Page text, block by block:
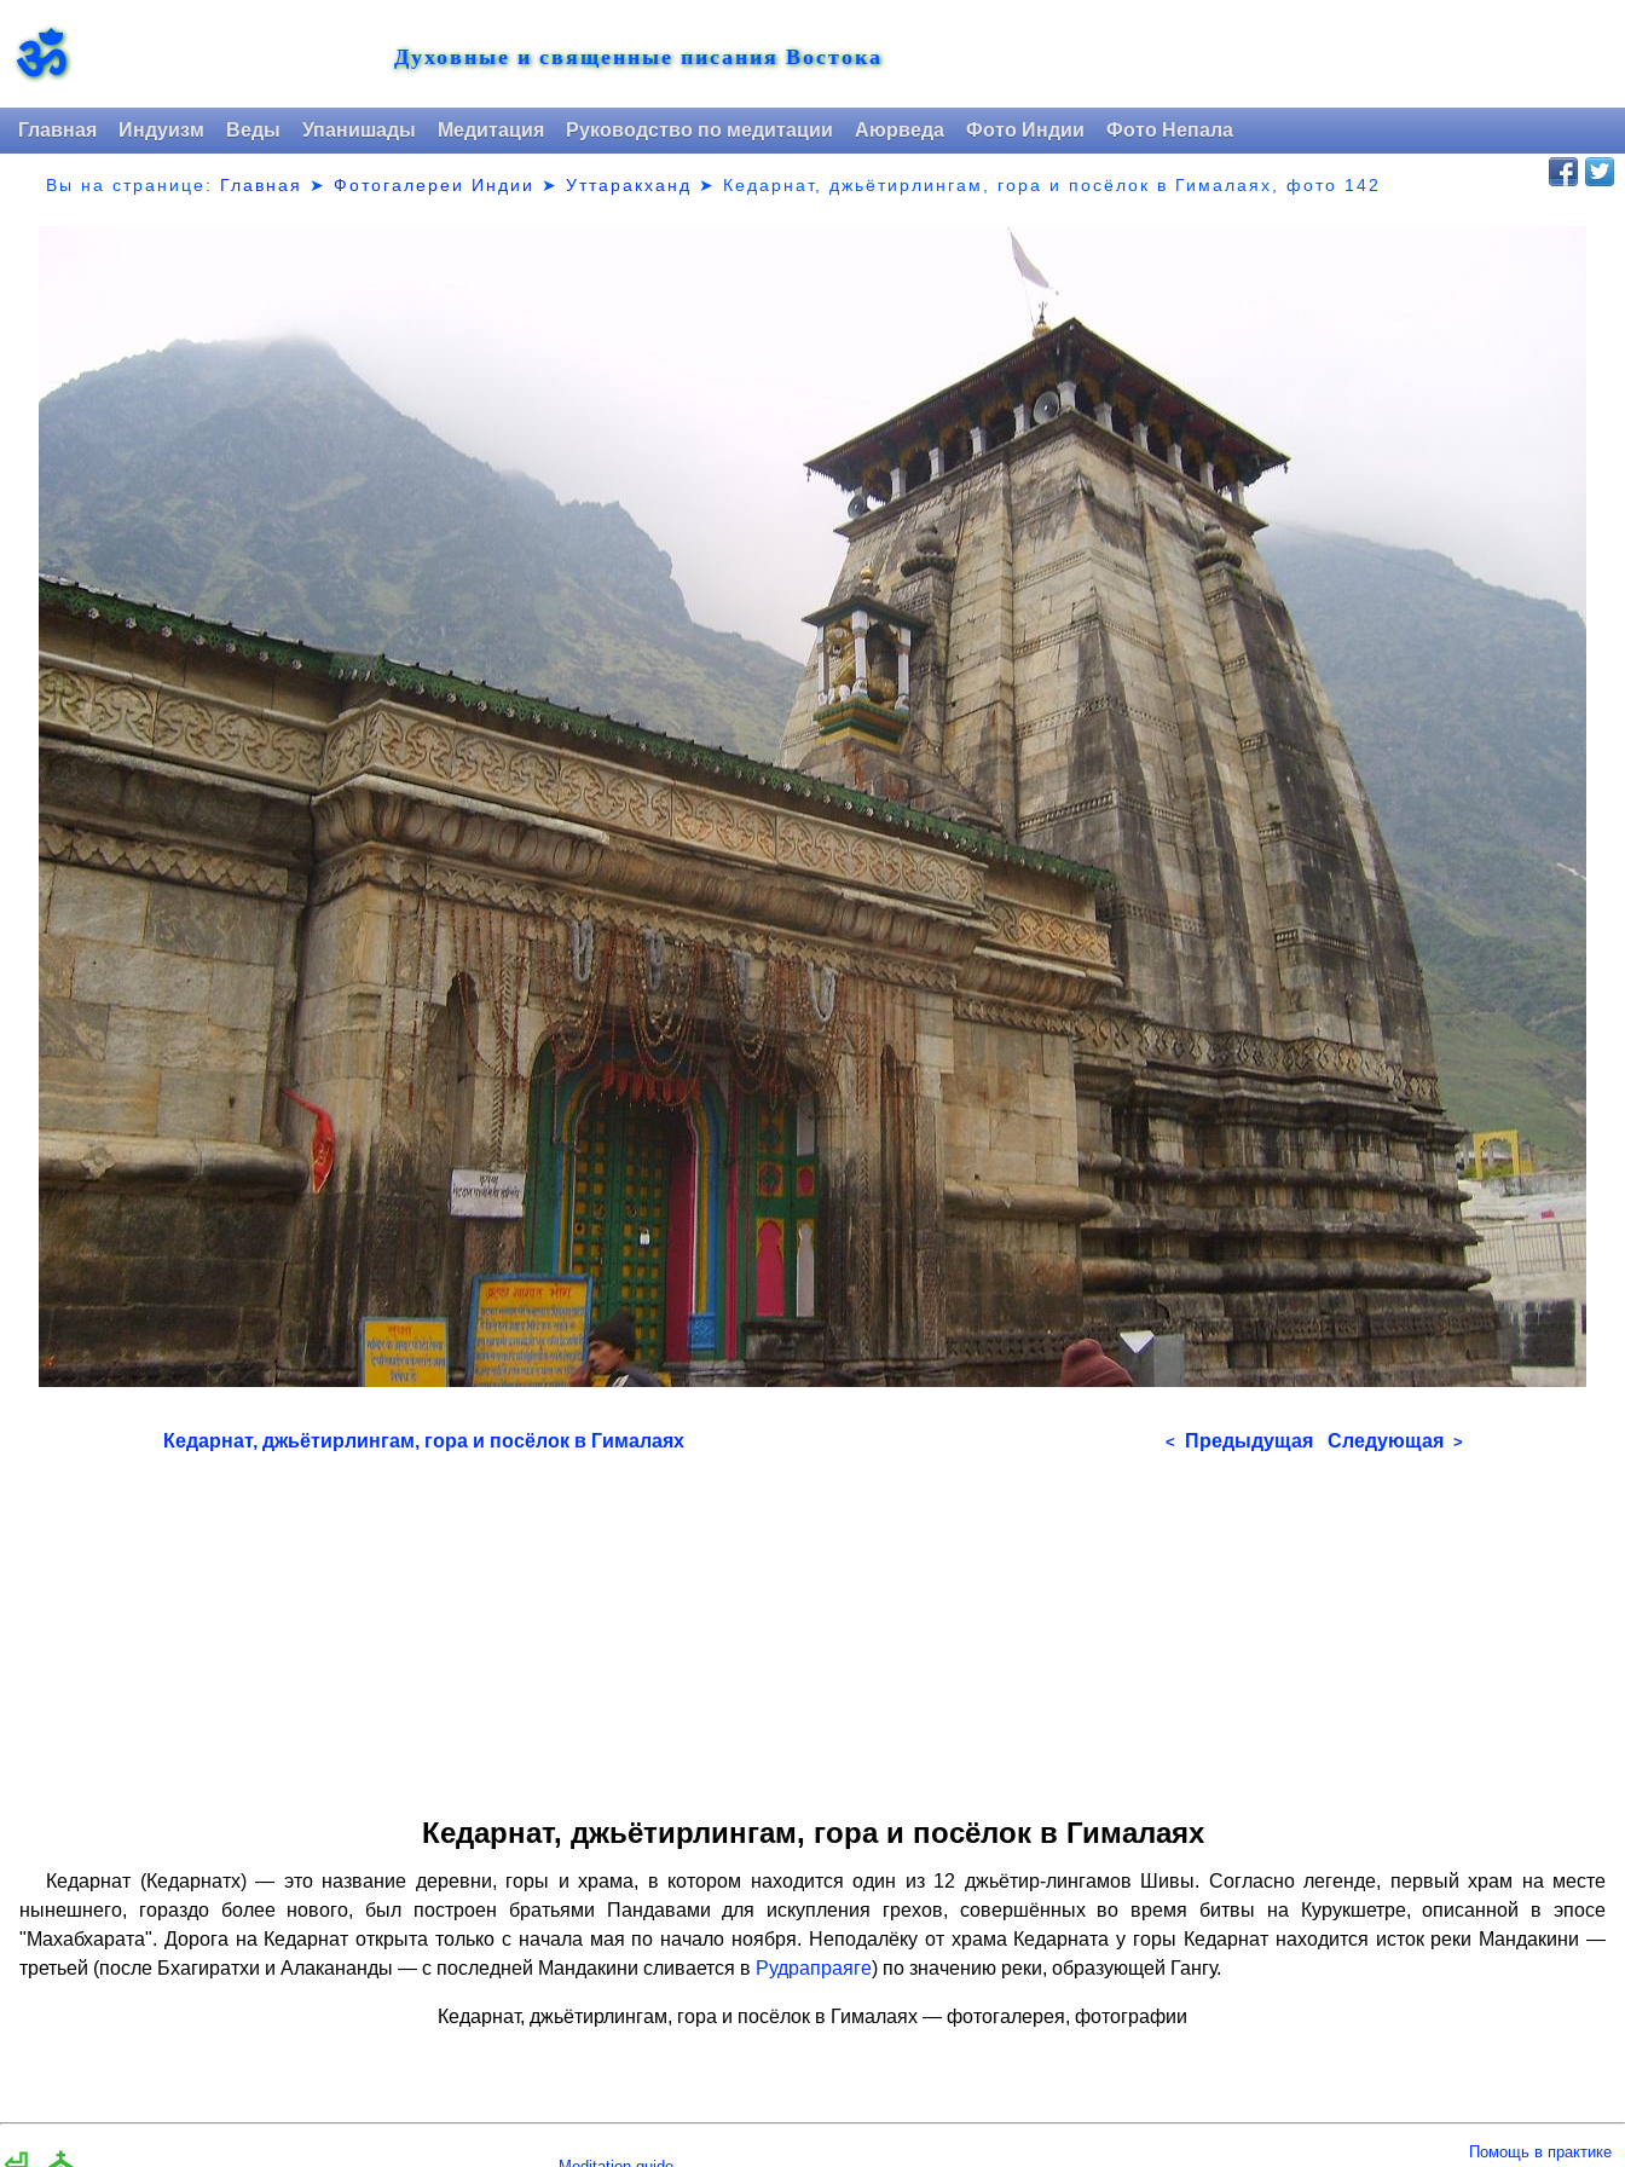
ॐ Духовные и священные писания Востока
Главная Индуизм Веды Упанишады Медитация Руководство по медитации Аюрведа Фото Индии Фото Непала
Вы на странице: Главная ➤Фотогалереи Индии ➤Уттаракханд ➤ Кедарнат, джьётирлингам, гора и посёлок в Гималаях, фото 142
Кедарнат, джьётирлингам, гора и посёлок в Гималаях < Предыдущая Следующая >
Кедарнат, джьётирлингам, гора и посёлок в Гималаях
Кедарнат (Кедарнатх) — это название деревни, горы и храма, в котором находится один из 12 джьётир-лингамов Шивы. Согласно легенде, первый храм на месте
нынешнего, гораздо более нового, был построен братьями Пандавами для искупления грехов, совершённых во время битвы на Курукшетре, описанной в эпосе
"Махабхарата". Дорога на Кедарнат открыта только с начала мая по начало ноября. Неподалёку от храма Кедарната у горы Кедарнат находится исток реки Мандакини —
третьей (после Бхагиратхи и Алакананды — с последней Мандакини сливается в Рудрапраяге) по значению реки, образующей Гангу.
Кедарнат, джьётирлингам, гора и посёлок в Гималаях — фотогалерея, фотографии
Помощь в практике